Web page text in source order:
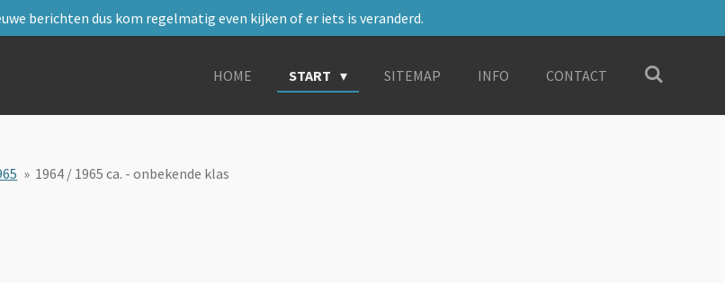
berichten dus kom regelmatig even kijken of er iets is veranderd.
HOME START SITEMAP INFO CONTACT
» 1964 / 1965 ca. - onbekende klas